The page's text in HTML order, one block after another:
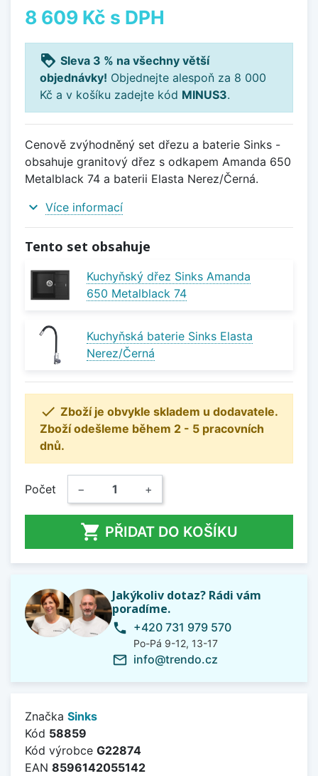
8 609 Kč s DPH
loyalty Sleva 3 % na všechny větší
objednávky! Objednejte alespoň za 8 000
Kč a v košíku zadejte kód MINUS3.
Cenově zvýhodněný set dřezu a baterie Sinks -
obsahuje granitový dřez s odkapem Amanda 650
Metalblack 74 a baterii Elasta Nerez/Černá.
expand_more Více informací
Tento set obsahuje
Kuchyňský dřez Sinks Amanda
650 Metalblack 74
Kuchyňská baterie Sinks Elasta
Nerez/Černá
 Zboží je obvykle skladem u dodavatele.
Zboží odešleme během 2 - 5 pracovních
dnů.
Počet − +
 PŘIDAT DO KOŠÍKU
Jakýkoliv dotaz? Rádi vám
poradíme.
phone +420 731 979 570
Po-Pá 9-12, 13-17
mail_outline info@trendo.cz
Značka Sinks
Kód 58859
Kód výrobce G22874
EAN 8596142055142